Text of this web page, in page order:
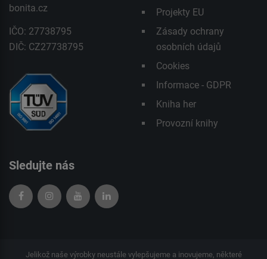
bonita.cz
IČO: 27738795
DIČ: CZ27738795
Projekty EU
Zásady ochrany
osobních údajů
Cookies
Informace - GDPR
Kniha her
Provozní knihy
Sledujte nás
Jelikož naše výrobky neustále vylepšujeme a inovujeme, některé